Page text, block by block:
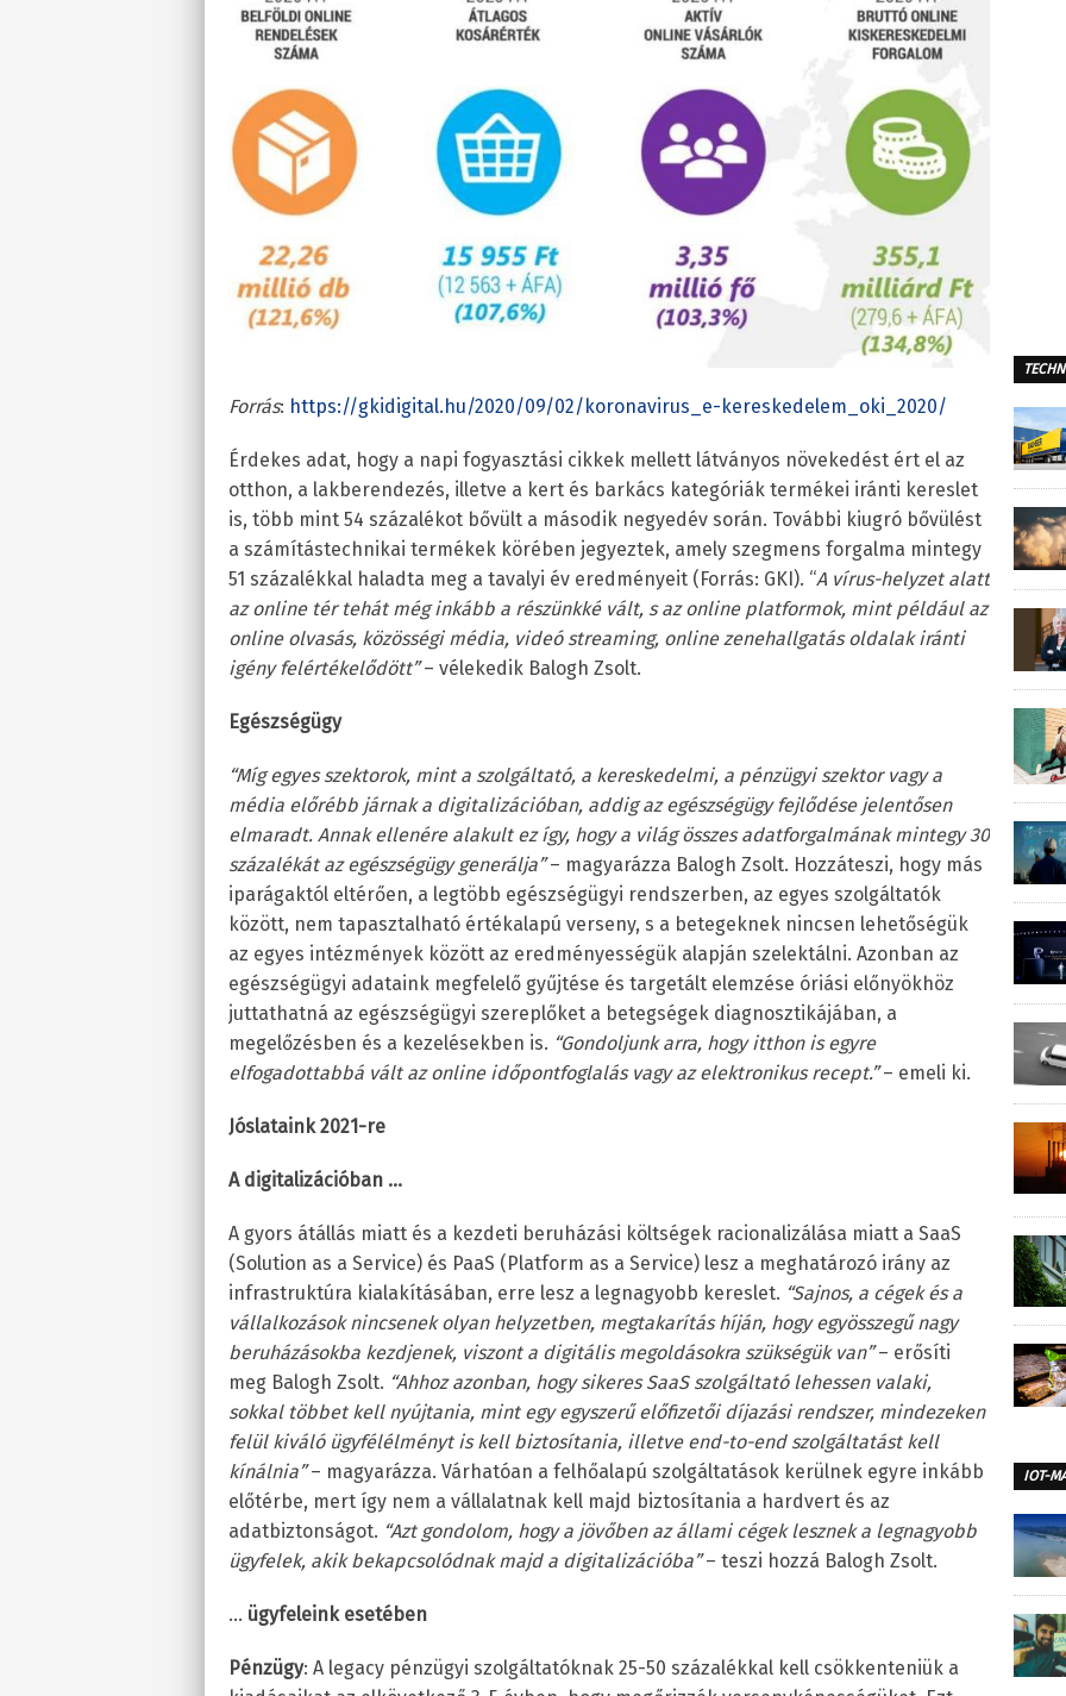
Forrás: https://gkidigital.hu/2020/09/02/koronavirus_e-kereskedelem_oki_2020/
Érdekes adat, hogy a napi fogyasztási cikkek mellett látványos növekedést ért el az
otthon, a lakberendezés, illetve a kert és barkács kategóriák termékei iránti kereslet
is, több mint 54 százalékot bővült a második negyedév során. További kiugró bővülést
a számítástechnikai termékek körében jegyeztek, amely szegmens forgalma mintegy
51 százalékkal haladta meg a tavalyi év eredményeit (Forrás: GKI). “A vírus-helyzet alatt
az online tér tehát még inkább a részünkké vált, s az online platformok, mint például az
online olvasás, közösségi média, videó streaming, online zenehallgatás oldalak iránti
igény felértékelődött”– vélekedik Balogh Zsolt.
Egészségügy
“Míg egyes szektorok, mint a szolgáltató, a kereskedelmi, a pénzügyi szektor vagy a
média előrébb járnak a digitalizációban, addig az egészségügy fejlődése jelentősen
elmaradt. Annak ellenére alakult ez így, hogy a világ összes adatforgalmának mintegy 30
százalékát az egészségügy generálja”– magyarázza Balogh Zsolt. Hozzáteszi, hogy más
iparágaktól eltérően, a legtöbb egészségügyi rendszerben, az egyes szolgáltatók
között, nem tapasztalható értékalapú verseny, s a betegeknek nincsen lehetőségük
az egyes intézmények között az eredményességük alapján szelektálni. Azonban az
egészségügyi adataink megfelelő gyűjtése és targetált elemzése óriási előnyökhöz
juttathatná az egészségügyi szereplőket a betegségek diagnosztikájában, a
megelőzésben és a kezelésekben is. “Gondoljunk arra, hogy itthon is egyre
elfogadottabbá vált az online időpontfoglalás vagy az elektronikus recept.”– emeli ki.
Jóslataink 2021-re
A digitalizációban …
A gyors átállás miatt és a kezdeti beruházási költségek racionalizálása miatt a SaaS
(Solution as a Service) és PaaS (Platform as a Service) lesz a meghatározó irány az
infrastruktúra kialakításában, erre lesz a legnagyobb kereslet. “Sajnos, a cégek és a
vállalkozások nincsenek olyan helyzetben, megtakarítás híján, hogy egyösszegű nagy
beruházásokba kezdjenek, viszont a digitális megoldásokra szükségük van”– erősíti
meg Balogh Zsolt. “Ahhoz azonban, hogy sikeres SaaS szolgáltató lehessen valaki,
sokkal többet kell nyújtania, mint egy egyszerű előfizetői díjazási rendszer, mindezeken
felül kiváló ügyfélélményt is kell biztosítania, illetve end-to-end szolgáltatást kell
kínálnia”– magyarázza. Várhatóan a felhőalapú szolgáltatások kerülnek egyre inkább
előtérbe, mert így nem a vállalatnak kell majd biztosítania a hardvert és az
adatbiztonságot. “Azt gondolom, hogy a jövőben az állami cégek lesznek a legnagyobb
ügyfelek, akik bekapcsolódnak majd a digitalizációba”– teszi hozzá Balogh Zsolt.
… ügyfeleink esetében
Pénzügy: A legacy pénzügyi szolgáltatóknak 25-50 százalékkal kell csökkenteniük a
IOT-